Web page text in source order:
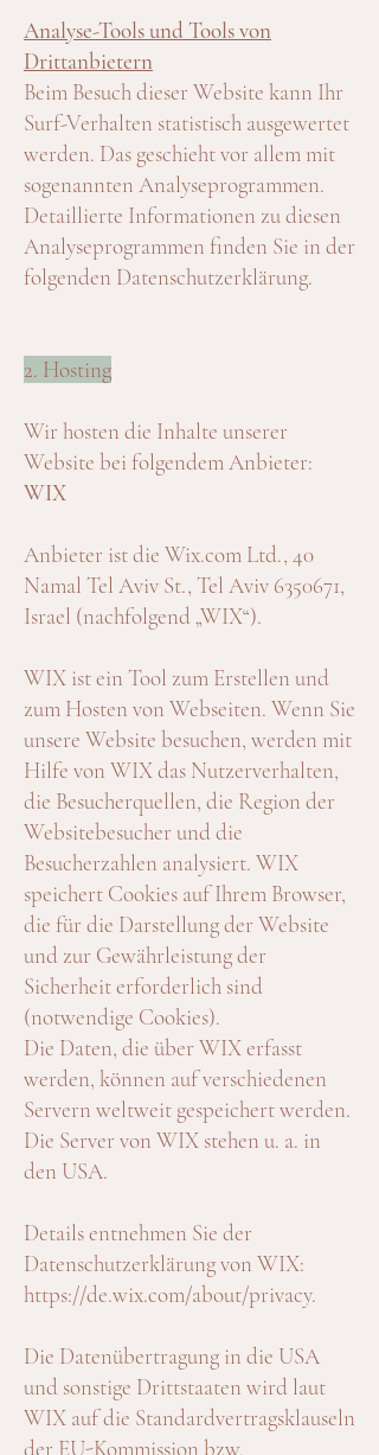
Analyse-Tools und Tools von
Drittanbietern
Beim Besuch dieser Website kann Ihr
Surf-Verhalten statistisch ausgewertet
werden. Das geschieht vor allem mit
sogenannten Analyseprogrammen.
Detaillierte Informationen zu diesen
Analyseprogrammen finden Sie in der
folgenden Datenschutzerklärung.
2. Hosting
Wir hosten die Inhalte unserer
Website bei folgendem Anbieter:
WIX
Anbieter ist die Wix.com Ltd., 40
Namal Tel Aviv St., Tel Aviv 6350671,
Israel (nachfolgend „WIX“).
WIX ist ein Tool zum Erstellen und
zum Hosten von Webseiten. Wenn Sie
unsere Website besuchen, werden mit
Hilfe von WIX das Nutzerverhalten,
die Besucherquellen, die Region der
Websitebesucher und die
Besucherzahlen analysiert. WIX
speichert Cookies auf Ihrem Browser,
die für die Darstellung der Website
und zur Gewährleistung der
Sicherheit erforderlich sind
(notwendige Cookies).
Die Daten, die über WIX erfasst
werden, können auf verschiedenen
Servern weltweit gespeichert werden.
Die Server von WIX stehen u. a. in
den USA.
Details entnehmen Sie der
Datenschutzerklärung von WIX:
https://de.wix.com/about/privacy.
Die Datenübertragung in die USA
und sonstige Drittstaaten wird laut
WIX auf die Standardvertragsklauseln
der EU-Kommission bzw.